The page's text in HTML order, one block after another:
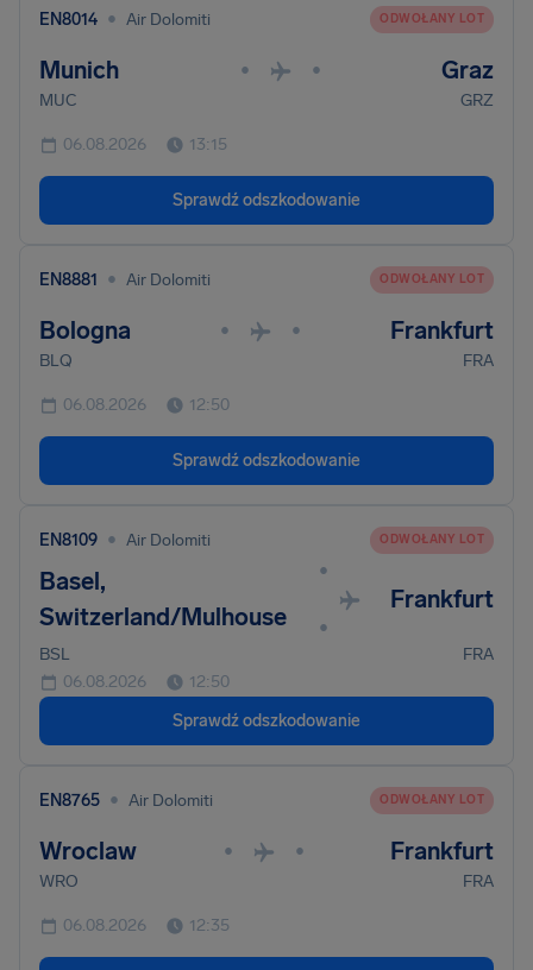
EN8014 • Air Dolomiti ODWOŁANY LOT
Munich • • Graz
MUC GRZ
06.08.2026 13:15
Sprawdź odszkodowanie
EN8881 • Air Dolomiti ODWOŁANY LOT
Bologna • • Frankfurt
BLQ FRA
06.08.2026 12:50
Sprawdź odszkodowanie
EN8109 • Air Dolomiti ODWOŁANY LOT
Basel,
Switzerland/Mulhouse
•
•
Frankfurt
BSL
FRA
06.08.2026
12:50
Sprawdź odszkodowanie
EN8765 • Air Dolomiti ODWOŁANY LOT
Wroclaw • • Frankfurt
WRO FRA
06.08.2026 12:35